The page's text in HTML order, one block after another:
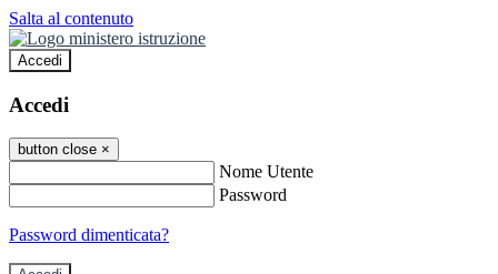
Salta al contenuto
Accedi
Accedi
button close ×
Nome Utente
Password
Password dimenticata?